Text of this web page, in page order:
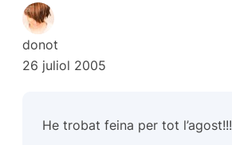
donot
26 juliol 2005
He trobat feina per tot